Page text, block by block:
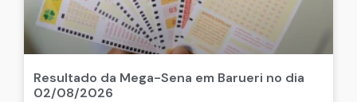
Resultado da Mega-Sena em Barueri no dia
02/08/2026